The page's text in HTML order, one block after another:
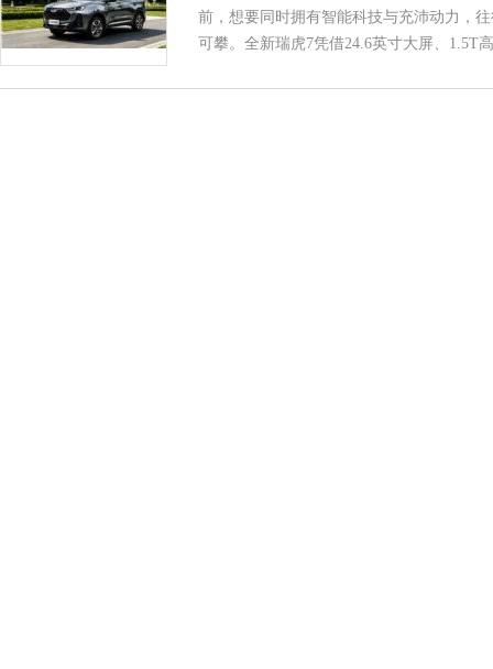
前，想要同时拥有智能科技与充沛动力，
可攀。全新瑞虎7凭借24.6英寸大屏、1.5T